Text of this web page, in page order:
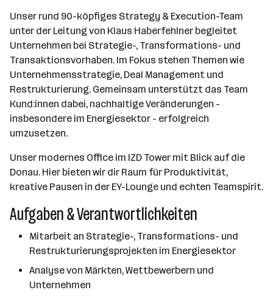
Unser rund 90-köpfiges Strategy & Execution-Team
unter der Leitung von Klaus Haberfehlner begleitet
Unternehmen bei Strategie-, Transformations- und
Transaktionsvorhaben. Im Fokus stehen Themen wie
Unternehmensstrategie, Deal Management und
Restrukturierung. Gemeinsam unterstützt das Team
Kund:innen dabei, nachhaltige Veränderungen -
insbesondere im Energiesektor - erfolgreich
umzusetzen.
Unser modernes Office im IZD Tower mit Blick auf die
Donau. Hier bieten wir dir Raum für Produktivität,
kreative Pausen in der EY-Lounge und echten Teamspirit.
Aufgaben & Verantwortlichkeiten
Mitarbeit an Strategie-, Transformations- und
Restrukturierungsprojekten im Energiesektor
Analyse von Märkten, Wettbewerbern und
Unternehmen